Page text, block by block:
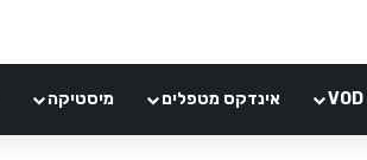
אינדקס מטפלים מיסטיקה